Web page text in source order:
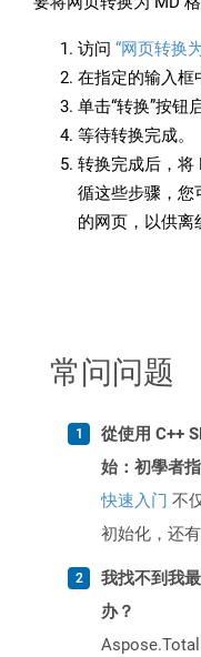
访问 “网页转换
在指定的输入框
单击“转换”按钮
等待转换完成。
转换完成后，将
循这些步骤，您
的网页，以供离
常问问题
從使用 C++
始：初學者
快速入门 不
初始化，还
我找不到我
办？
Aspose.Total